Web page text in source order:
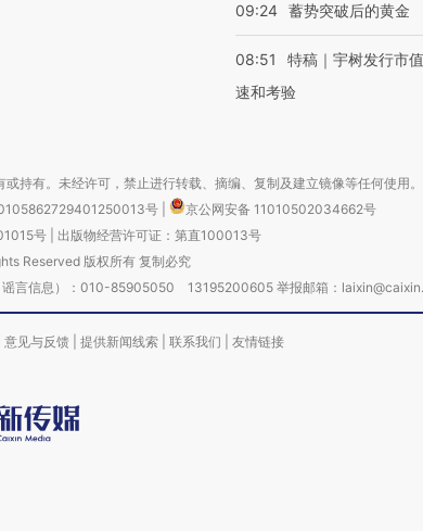
09:24 蓄势突破后的黄金
08:51
特稿｜宇树发行市
速和考验
持有。未经许可，禁止进行转载、摘编、复制及建立镜像等任何使用。
号
京公网安备 11010502034662号
号| 出版物经营许可证：第直100013号
Reserved 版权所有 复制必究
谣言信息）：010-85905050 13195200605 举报邮箱：
意见与反馈 提供新闻线索 联系我们 友情链接